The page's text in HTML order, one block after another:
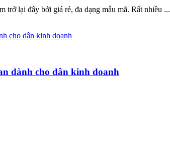
trở lại đây bởi giá rẻ, đa dạng mẫu mã. Rất nhiều ...
dành cho dân kinh doanh